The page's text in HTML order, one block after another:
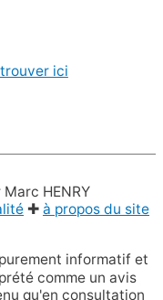
ici
Marc HENRY
✚ à propos du site
informatif et
comme un avis
qu'en consultation